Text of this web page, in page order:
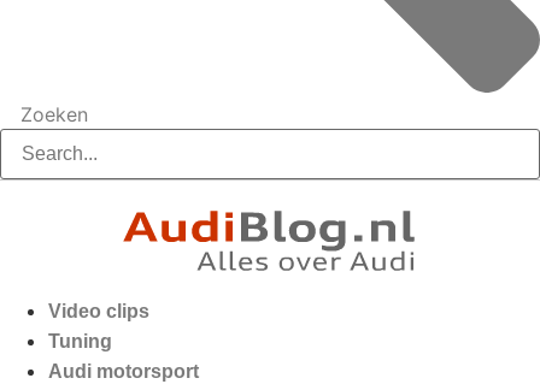
Zoeken
Video clips
Tuning
Audi motorsport